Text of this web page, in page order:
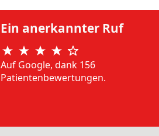
Ein anerkannter Ruf
Auf Google, dank 156
Patientenbewertungen.